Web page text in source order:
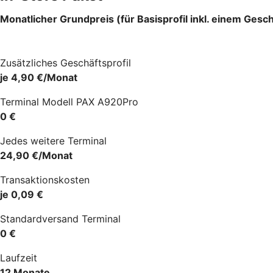
Monatlicher Grundpreis (für Basisprofil inkl. einem
Zusätzliches Geschäftsprofil
je 4,90 €/Monat
Terminal Modell PAX A920Pro
0 €
Jedes weitere Terminal
24,90 €/Monat
Transaktionskosten
je 0,09 €
Standardversand Terminal
0 €
Laufzeit